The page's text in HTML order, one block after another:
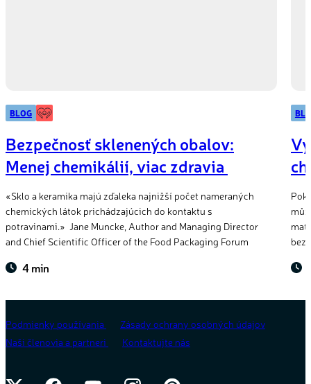
BLOG
Bezpečnosť sklenených obalov:
Menej chemikálií, viac zdravia
«Sklo a keramika majú zďaleka najnižší počet nameraných
chemických látok prichádzajúcich do kontaktu s
potravinami.» Jane Muncke, Author and Managing Director
and Chief Scientific Officer of the Food Packaging Forum
4 min
bez
Podmienky používania
Zásady ochrany osobných údajov
Naši členovia a partneri
Kontaktujte nás